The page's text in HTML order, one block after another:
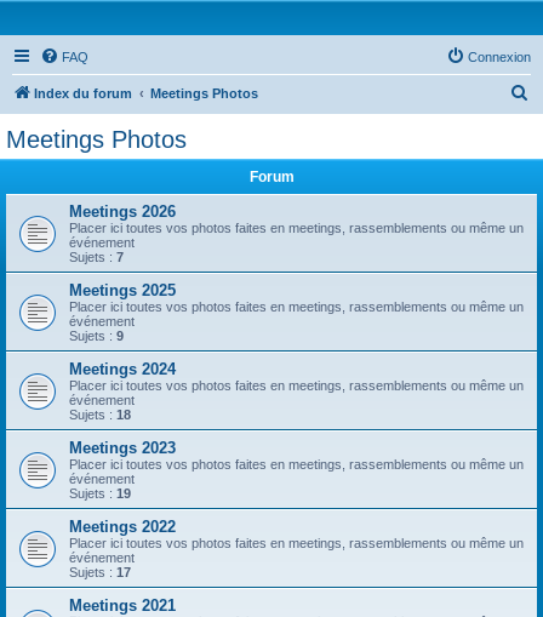
FAQ Connexion
Index du forum Meetings Photos
r
Meetings Photos
Forum
Meetings 2026
Placer ici toutes vos photos faites en meetings, rassemblements ou même un
événement
Sujets : 7
Meetings 2025
Placer ici toutes vos photos faites en meetings, rassemblements ou même un
événement
Sujets : 9
Meetings 2024
Placer ici toutes vos photos faites en meetings, rassemblements ou même un
événement
Sujets : 18
Meetings 2023
Placer ici toutes vos photos faites en meetings, rassemblements ou même un
événement
Sujets : 19
Meetings 2022
Placer ici toutes vos photos faites en meetings, rassemblements ou même un
événement
Sujets : 17
Meetings 2021